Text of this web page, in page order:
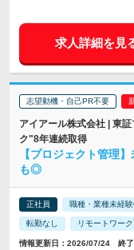
求人詳細を見
志望動機・自己PR不要
アイアール株式会社 | 東
ク"8年連続取得
【プロジェクト管理
も◎
正社員 職種・業種未経
転勤なし リモートワー
情報更新日：2026/07/24 終